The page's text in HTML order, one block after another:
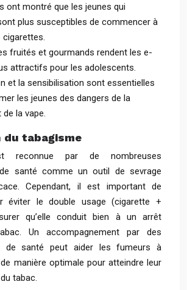
ont montré que les jeunes qui
plus susceptibles de commencer à
fruités et gourmands rendent les e-
attractifs pour les adolescents.
et la sensibilisation sont essentielles
les jeunes des dangers de la
la vape.
du tabagisme
reconnue par de nombreuses
santé comme un outil de sevrage
Cependant, il est important de
éviter le double usage (cigarette +
qu’elle conduit bien à un arrêt
Un accompagnement par des
de santé peut aider les fumeurs à
manière optimale pour atteindre leur
tabac.